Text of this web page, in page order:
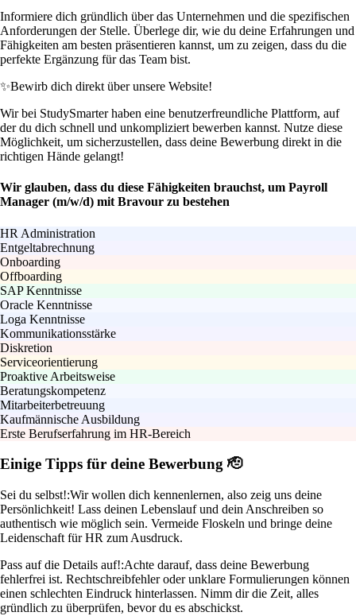
Informiere dich gründlich über das Unternehmen und die spezifischen
Anforderungen der Stelle. Überlege dir, wie du deine Erfahrungen und
Fähigkeiten am besten präsentieren kannst, um zu zeigen, dass du die
perfekte Ergänzung für das Team bist.
✨Bewirb dich direkt über unsere Website!
Wir bei StudySmarter haben eine benutzerfreundliche Plattform, auf
der du dich schnell und unkompliziert bewerben kannst. Nutze diese
Möglichkeit, um sicherzustellen, dass deine Bewerbung direkt in die
richtigen Hände gelangt!
Wir glauben, dass du diese Fähigkeiten brauchst, um Payroll
Manager (m/w/d) mit Bravour zu bestehen
HR Administration
Entgeltabrechnung
Onboarding
Offboarding
SAP Kenntnisse
Oracle Kenntnisse
Loga Kenntnisse
Kommunikationsstärke
Diskretion
Serviceorientierung
Proaktive Arbeitsweise
Beratungskompetenz
Mitarbeiterbetreuung
Kaufmännische Ausbildung
Erste Berufserfahrung im HR-Bereich
Einige Tipps für deine Bewerbung 🫡
Sei du selbst!:Wir wollen dich kennenlernen, also zeig uns deine
Persönlichkeit! Lass deinen Lebenslauf und dein Anschreiben so
authentisch wie möglich sein. Vermeide Floskeln und bringe deine
Leidenschaft für HR zum Ausdruck.
Pass auf die Details auf!:Achte darauf, dass deine Bewerbung
fehlerfrei ist. Rechtschreibfehler oder unklare Formulierungen können
einen schlechten Eindruck hinterlassen. Nimm dir die Zeit, alles
gründlich zu überprüfen, bevor du es abschickst.